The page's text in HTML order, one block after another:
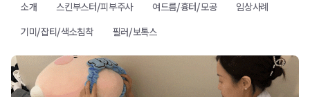
소개
스킨부스터/피부주사 여드름/흉터/모공
임상사례
기미/잡티/색소침착
필러/보톡스